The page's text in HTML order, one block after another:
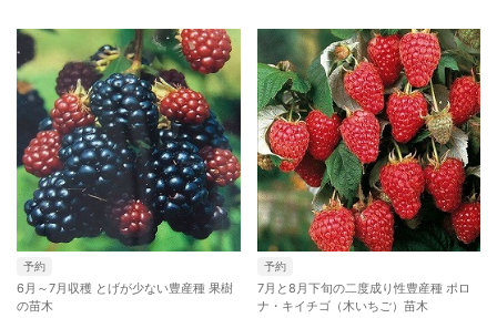
予約
6月～7月収穫 とげが少ない豊産種 果樹
の苗木
予約
7月と8月下旬の二度成り性豊産種 ポロ
ナ・キイチゴ（木いちご）苗木